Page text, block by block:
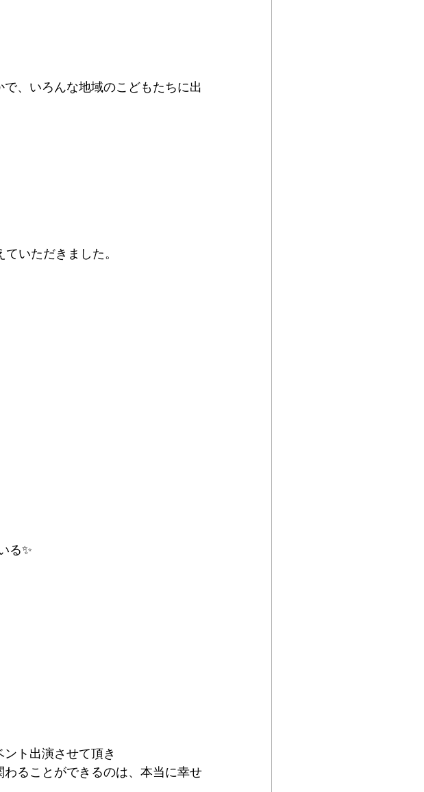
、いろんな地域のこどもたちに出
いただきました。
る✨
ト出演させて頂き
ることができるのは、本当に幸せ